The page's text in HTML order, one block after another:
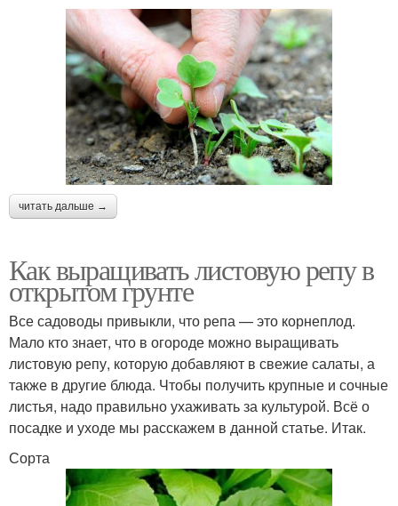
читать дальше →
Как выращивать листовую репу в
открытом грунте
Все садоводы привыкли, что репа — это корнеплод.
Мало кто знает, что в огороде можно выращивать
листовую репу, которую добавляют в свежие салаты, а
также в другие блюда. Чтобы получить крупные и сочные
листья, надо правильно ухаживать за культурой. Всё о
посадке и уходе мы расскажем в данной статье. Итак.
Сорта